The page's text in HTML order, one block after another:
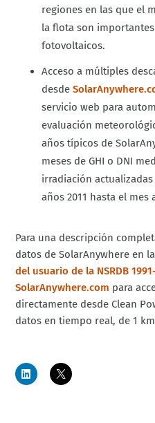
regiones en las que el
la flota son
fotovoltaicos.
Acceso a múltiples
desde
servicio web para
evaluación
años típicos de
meses de GHI o DNI
irradiación
años 2011 hasta el mes
Para una descripción
datos de SolarAnywhere en
del usuario de la NSRDB
SolarAnywhere.com para
directamente desde Clean
datos en tiempo real, de 1